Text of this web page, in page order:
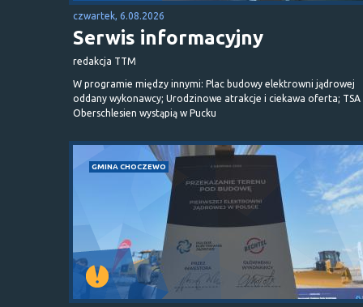
czwartek, 6.08.2026
Serwis informacyjny
redakcja TTM
W programie między innymi: Plac budowy elektrowni jądrowej
oddany wykonawcy; Urodzinowe atrakcje i ciekawa oferta; TSA
Oberschlesien wystąpią w Pucku
GMINA CHOCZEWO